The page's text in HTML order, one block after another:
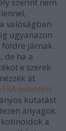
valóságban
ugyanazon
járnak.
de ha a
e szerek
át
jelentést
kutatást
anyagok
a